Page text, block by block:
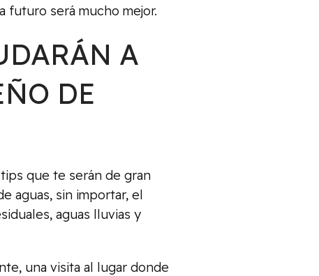
futuro será mucho mejor.
A
DE
que te serán de gran
aguas, sin importar, el
aguas lluvias y
una visita al lugar donde